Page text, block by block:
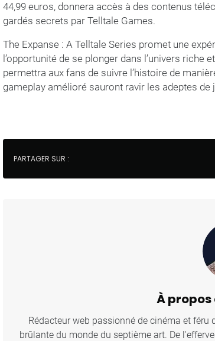
44,99 euros, donnera accès à des contenus
gardés secrets par Telltale Games.
The Expanse : A Telltale Series promet une
l’opportunité de se plonger dans l’univers
permettra aux fans de suivre l’histoire de
gameplay amélioré sauront ravir les adeptes de
PARTAGER SUR :
À propos
Rédacteur web passionné de cinéma et
brûlante du monde du septième art. De